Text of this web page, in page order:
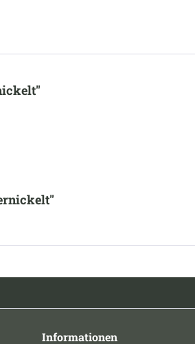
Informationen